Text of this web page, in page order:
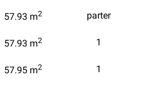
57.93 m2 parter
57.93 m2 1
57.95 m2 1